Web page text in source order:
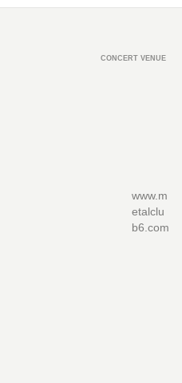
CONCERT VENUE
www.m
etalclu
b6.com